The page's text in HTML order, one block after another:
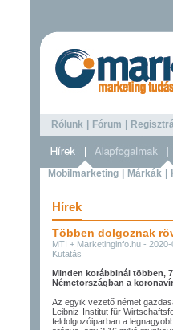
Rólunk Fórum
Mobilmarketing Márkák
Hírek
Többen dolgoznak
MTI + Marketinginfo.hu -
Kutatás
Minden korábbinál többen,
Németországban a
Az egyik vezető német
Leibniz-Institut für
feldolgozóiparban a